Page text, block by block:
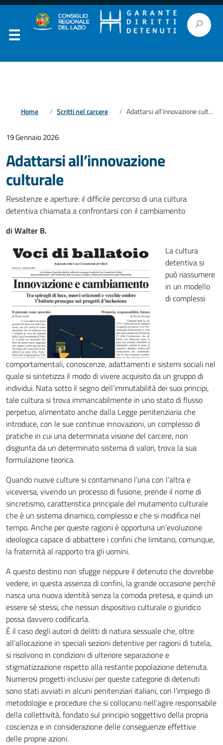
Home Scritti nel carcere Adattarsi all’innovazione culturale
19 Gennaio 2026
Adattarsi all’innovazione
culturale
Resistenze e aperture: il difficile percorso di una cultura
detentiva chiamata a confrontarsi con il cambiamento
di Walter B.
La cultura
detentiva si
può riassumere
in un modello
di complessi
comportamentali, conoscenze, adattamenti e sistemi sociali nel
quale si sintetizza il modo di vivere acquisito da un gruppo di
individui. Nata sotto il segno dell’immutabilità dei suoi principi,
tale cultura si trova immancabilmente in uno stato di flusso
perpetuo, alimentato anche dalla Legge penitenziaria che
introduce, con le sue continue innovazioni, un complesso di
pratiche in cui una determinata visione del carcere, non
disgiunta da un determinato sistema di valori, trova la sua
formulazione teorica.
Quando nuove culture si contaminano l’una con l’altra e
viceversa, vivendo un processo di fusione, prende il nome di
sincretismo, caratteristica principale del mutamento culturale
che è un sistema dinamico, complesso e che si modifica nel
tempo. Anche per queste ragioni è opportuna un’evoluzione
ideologica capace di abbattere i confini che limitano, comunque,
la fraternità al rapporto tra gli uomini.
A questo destino non sfugge neppure il detenuto che dovrebbe
vedere, in questa assenza di confini, la grande occasione perché
nasca una nuova identità senza la comoda pretesa, e quindi un
essere sé stessi, che nessun dispositivo culturale o giuridico
possa davvero codificarla.
È il caso degli autori di delitti di natura sessuale che, oltre
all’allocazione in speciali sezioni detentive per ragioni di tutela,
si risolvono in condizioni di ulteriore separazione e
stigmatizzazione rispetto alla restante popolazione detenuta.
Numerosi progetti inclusivi per queste categorie di detenuti
sono stati avviati in alcuni penitenziari italiani, con l’impiego di
metodologie e procedure che si collocano nell’agire responsabile
della collettività, fondato sul principio soggettivo della propria
coscienza e in considerazione delle conseguenze effettive
delle proprie azioni.